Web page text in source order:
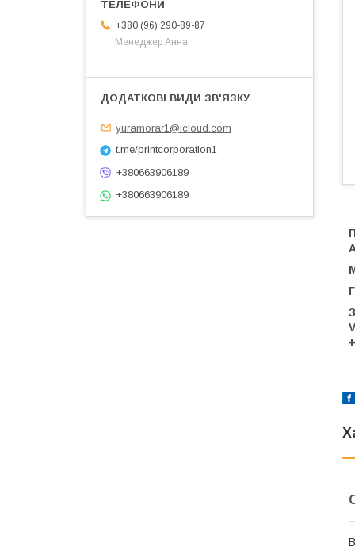
+380 (96) 290-89-87
Менеджер Анна
yuramorar1@icloud.com
t.me/printcorporation1
+380663906189
+380663906189